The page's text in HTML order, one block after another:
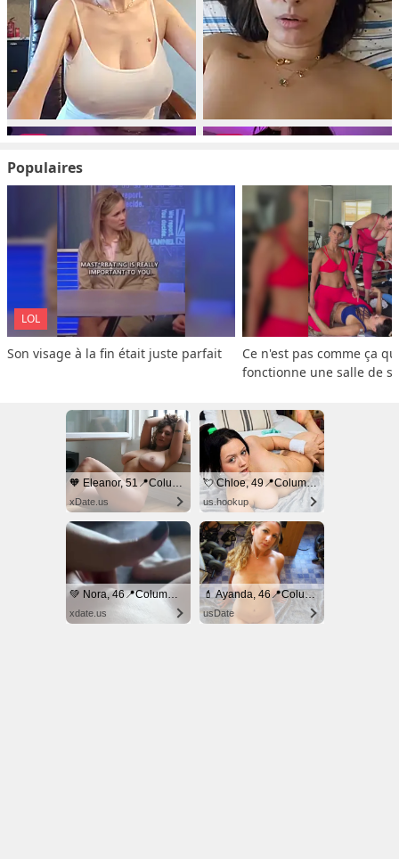
Populaires
LOL
Son visage à la fin était juste parfait
Ce n'est pas comme ça
fonctionne une salle de